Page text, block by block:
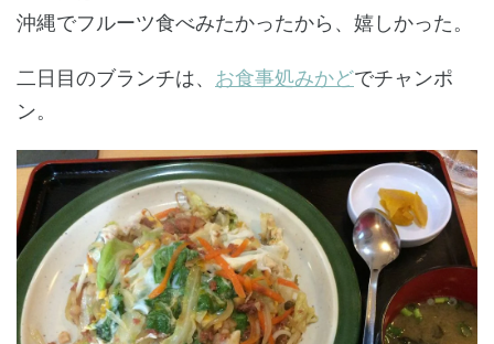
沖縄でフルーツ食べみたかったから、嬉しかった。
二日目のブランチは、 お食事処みかどでチャンポ
ン。